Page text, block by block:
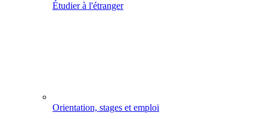
Étudier à l'étranger
Orientation, stages et emploi